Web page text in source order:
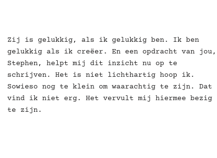
Zij is gelukkig, als ik gelukkig ben. Ik ben
gelukkig als ik creëer. En een opdracht van jou,
Stephen, helpt mij dit inzicht nu op te
schrijven. Het is niet lichthartig hoop ik.
Sowieso nog te klein om waarachtig te zijn. Dat
vind ik niet erg. Het vervult mij hiermee bezig
te zijn.